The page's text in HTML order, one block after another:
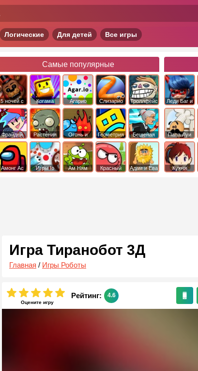
Логические Для детей Все игры
Самые популярные
5 ночей с
фредди
Когама Агарио Слизарио
Троллфейс
квест
Фрайдей
Найт
Фанкин
Растения
против
Зомби
Огонь и
Вода
Геометрия
Даш
Бешеная
бабка
сбежала из
психушки
Амонг Ас Игры Io Ам Ням
Красный
Адам и Ева
Леди Баг и
Супер Кот
Папа Луи
Кухня
Игра Тиранобот 3Д
Главная / Игры Роботы
Оцените игру
Рейтинг: 4.6